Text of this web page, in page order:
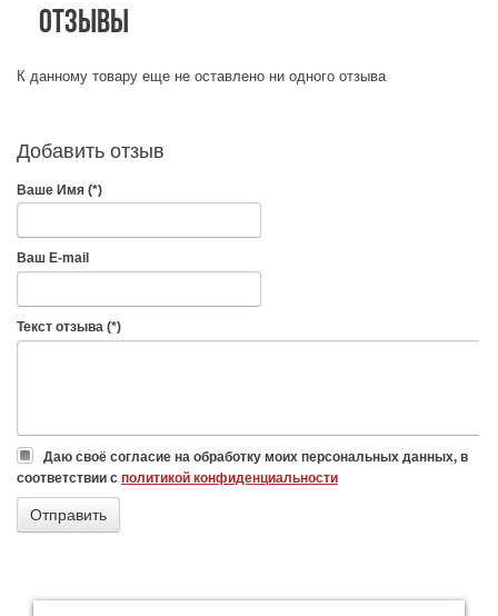
Отзывы
К данному товару еще не оставлено ни одного отзыва
Добавить отзыв
Ваше Имя (*)
Ваш E-mail
Текст отзыва (*)
Даю своё согласие на обработку моих персональных данных, в
соответствии с политикой конфиденциальности